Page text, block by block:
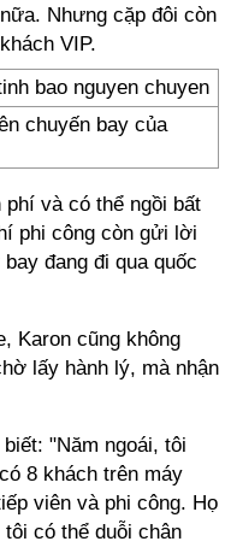
Nhưng cặp đôi còn
VIP.
chuyến bay của
và có thể ngồi bất
phi công còn gửi lời
đang đi qua quốc
Karon cũng không
lấy hành lý, mà nhận
"Năm ngoái, tôi
8 khách trên máy
viên và phi công. Họ
có thể duỗi chân